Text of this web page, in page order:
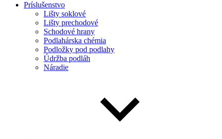
Príslušenstvo
Lišty soklové
Lišty prechodové
Schodové hrany
Podlahárska chémia
Podložky pod podlahy
Údržba podláh
Náradie